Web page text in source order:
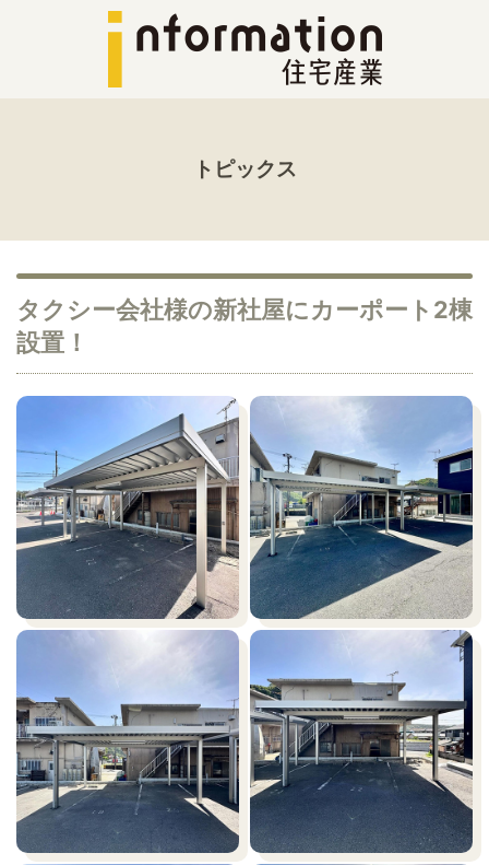
トピックス
タクシー会社様の新社屋にカーポート2棟
設置！